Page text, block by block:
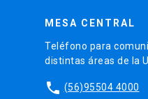
MESA CENTRAL
Teléfono para
distintas áreas de la
phone (56)95504 4000